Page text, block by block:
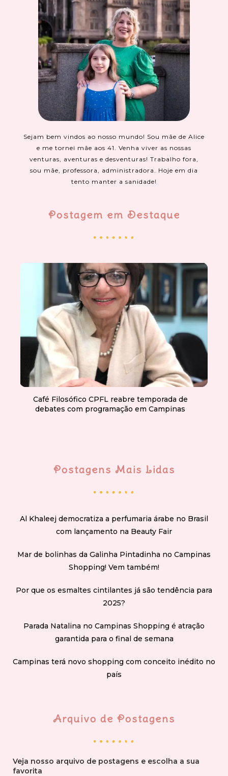
Sejam bem vindos ao nosso mundo! Sou mãe de Alice
e me tornei mãe aos 41. Venha viver as nossas
venturas, aventuras e desventuras! Trabalho fora,
sou mãe, professora, administradora. Hoje em dia
tento manter a sanidade!
Postagem em Destaque
Café Filosófico CPFL reabre temporada de
debates com programação em Campinas
Postagens Mais Lidas
Al Khaleej democratiza a perfumaria árabe no Brasil
com lançamento na Beauty Fair
Mar de bolinhas da Galinha Pintadinha no Campinas
Shopping! Vem também!
Por que os esmaltes cintilantes já são tendência para
2025?
Parada Natalina no Campinas Shopping é atração
garantida para o final de semana
Campinas terá novo shopping com conceito inédito no
país
Arquivo de Postagens
Veja nosso arquivo de postagens e escolha a sua
favorita